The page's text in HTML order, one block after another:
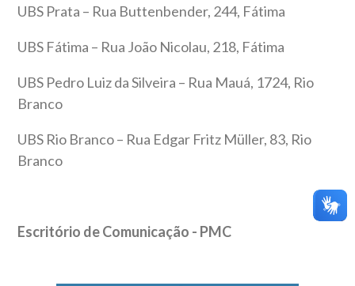
UBS Prata – Rua Buttenbender, 244, Fátima
UBS Fátima – Rua João Nicolau, 218, Fátima
UBS Pedro Luiz da Silveira – Rua Mauá, 1724, Rio
Branco
UBS Rio Branco – Rua Edgar Fritz Müller, 83, Rio
Branco
Escritório de Comunicação - PMC